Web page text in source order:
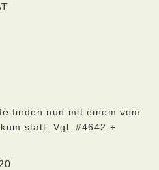
finden nun mit einem vom
statt. Vgl. #4642 +